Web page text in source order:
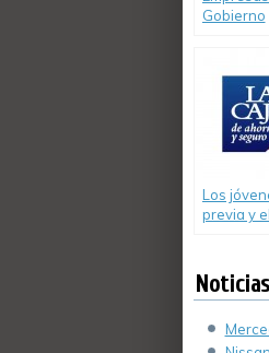
Gobierno
RSE y
Los
previa y